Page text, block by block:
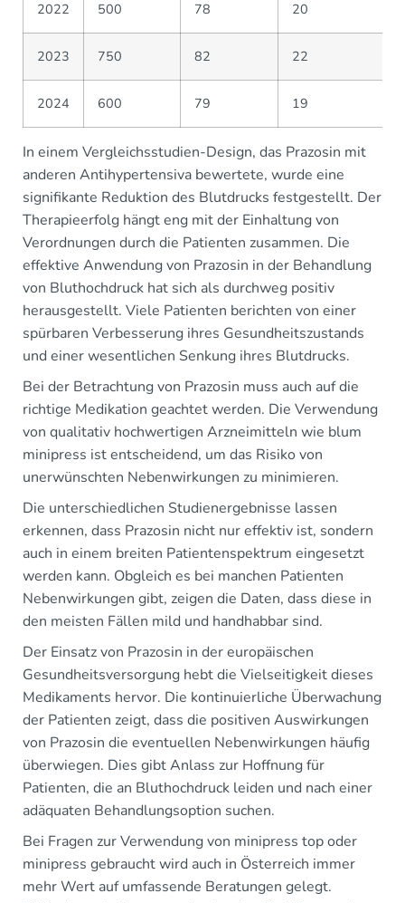
2022 500 78 20
2023 750 82 22
2024 600 79 19
In einem Vergleichsstudien-Design, das Prazosin mit
anderen Antihypertensiva bewertete, wurde eine
signifikante Reduktion des Blutdrucks festgestellt. Der
Therapieerfolg hängt eng mit der Einhaltung von
Verordnungen durch die Patienten zusammen. Die
effektive Anwendung von Prazosin in der Behandlung
von Bluthochdruck hat sich als durchweg positiv
herausgestellt. Viele Patienten berichten von einer
spürbaren Verbesserung ihres Gesundheitszustands
und einer wesentlichen Senkung ihres Blutdrucks.
Bei der Betrachtung von Prazosin muss auch auf die
richtige Medikation geachtet werden. Die Verwendung
von qualitativ hochwertigen Arzneimitteln wie blum
minipress ist entscheidend, um das Risiko von
unerwünschten Nebenwirkungen zu minimieren.
Die unterschiedlichen Studienergebnisse lassen
erkennen, dass Prazosin nicht nur effektiv ist, sondern
auch in einem breiten Patientenspektrum eingesetzt
werden kann. Obgleich es bei manchen Patienten
Nebenwirkungen gibt, zeigen die Daten, dass diese in
den meisten Fällen mild und handhabbar sind.
Der Einsatz von Prazosin in der europäischen
Gesundheitsversorgung hebt die Vielseitigkeit dieses
Medikaments hervor. Die kontinuierliche Überwachung
der Patienten zeigt, dass die positiven Auswirkungen
von Prazosin die eventuellen Nebenwirkungen häufig
überwiegen. Dies gibt Anlass zur Hoffnung für
Patienten, die an Bluthochdruck leiden und nach einer
adäquaten Behandlungsoption suchen.
Bei Fragen zur Verwendung von minipress top oder
minipress gebraucht wird auch in Österreich immer
mehr Wert auf umfassende Beratungen gelegt.